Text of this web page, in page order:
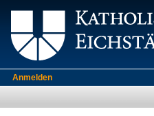
Anmelden